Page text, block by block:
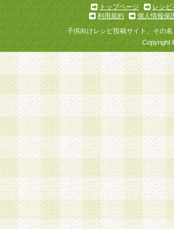
トップページ
レシピ
利用規約
個人情報保
子供向けレシピ投稿サイト、その
Copyright